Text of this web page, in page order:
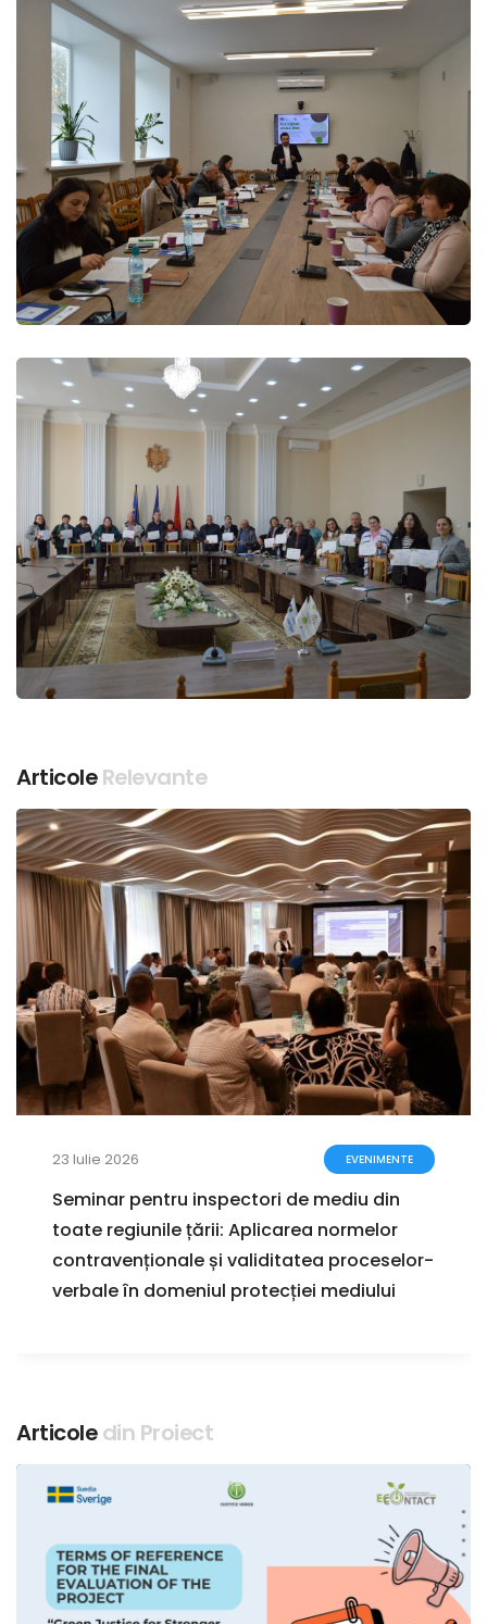
ArticoleRelevante
23 Iulie 2026 EVENIMENTE
Seminar pentru inspectori de mediu din
toate regiunile țării: Aplicarea normelor
contravenționale și validitatea proceselor-
verbale în domeniul protecției mediului
Articoledin Proiect